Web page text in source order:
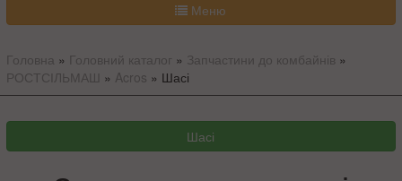
Меню
Головна » Головний каталог » Запчастини до комбайнів »
РОСТСІЛЬМАШ » Acros » Шасі